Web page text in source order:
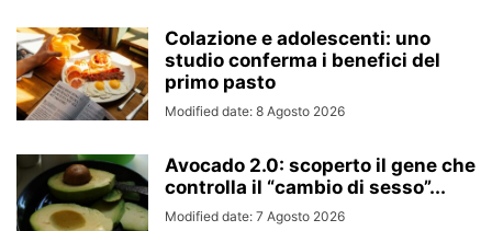
Colazione e adolescenti: uno
studio conferma i benefici del
primo pasto
Modified date: 8 Agosto 2026
Avocado 2.0: scoperto il gene che
controlla il “cambio di sesso”...
Modified date: 7 Agosto 2026